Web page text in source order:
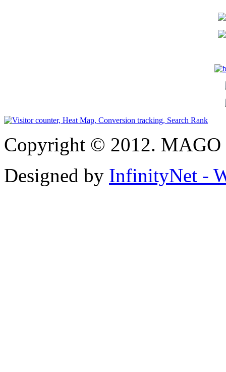
Copyright © 2012. MAGO
Designed by InfinityNet -